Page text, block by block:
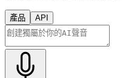
產品 API